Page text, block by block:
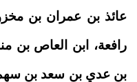
عائذ بن عمران بن
رافعة، ابن العاص بن
بن عدي بن سعد بن